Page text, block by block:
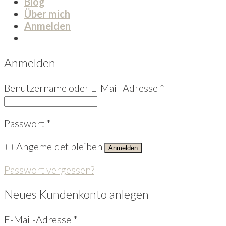
Über mich
Anmelden
Anmelden
Benutzername oder E-Mail-Adresse *
Passwort *
Angemeldet bleiben
Anmelden
Passwort vergessen?
Neues Kundenkonto anlegen
E-Mail-Adresse *